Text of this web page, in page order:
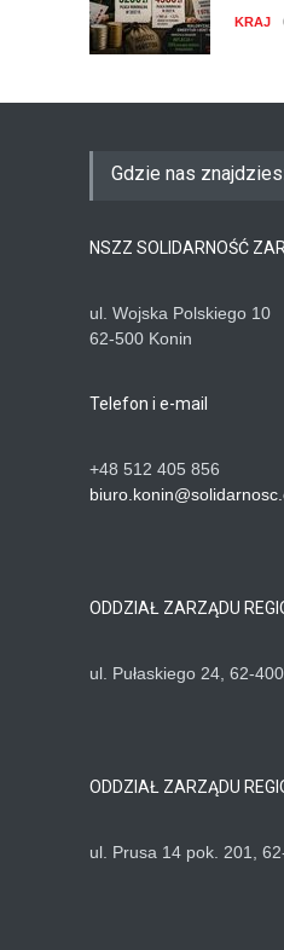
KRAJ
Gdzie nas
NSZZ SOLIDARNOŚĆ
ul. Wojska Polskiego 10
62-500 Konin
Telefon i e-mail
+48 512 405 856
ODDZIAŁ ZARZĄDU
ul. Pułaskiego 24, 62-400
ODDZIAŁ ZARZĄDU
ul. Prusa 14 pok. 201,